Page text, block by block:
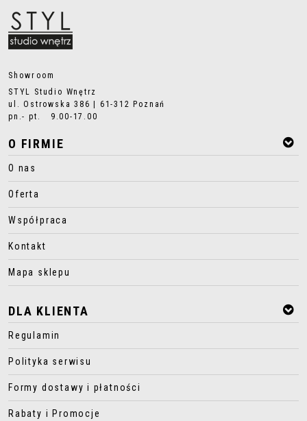
Showroom
STYL Studio Wnętrz
ul. Ostrowska 386 | 61-312 Poznań
pn.- pt. 9.00-17.00
O FIRMIE
O nas
Oferta
Współpraca
Kontakt
Mapa sklepu
DLA KLIENTA
Regulamin
Polityka serwisu
Formy dostawy i płatności
Rabaty i Promocje